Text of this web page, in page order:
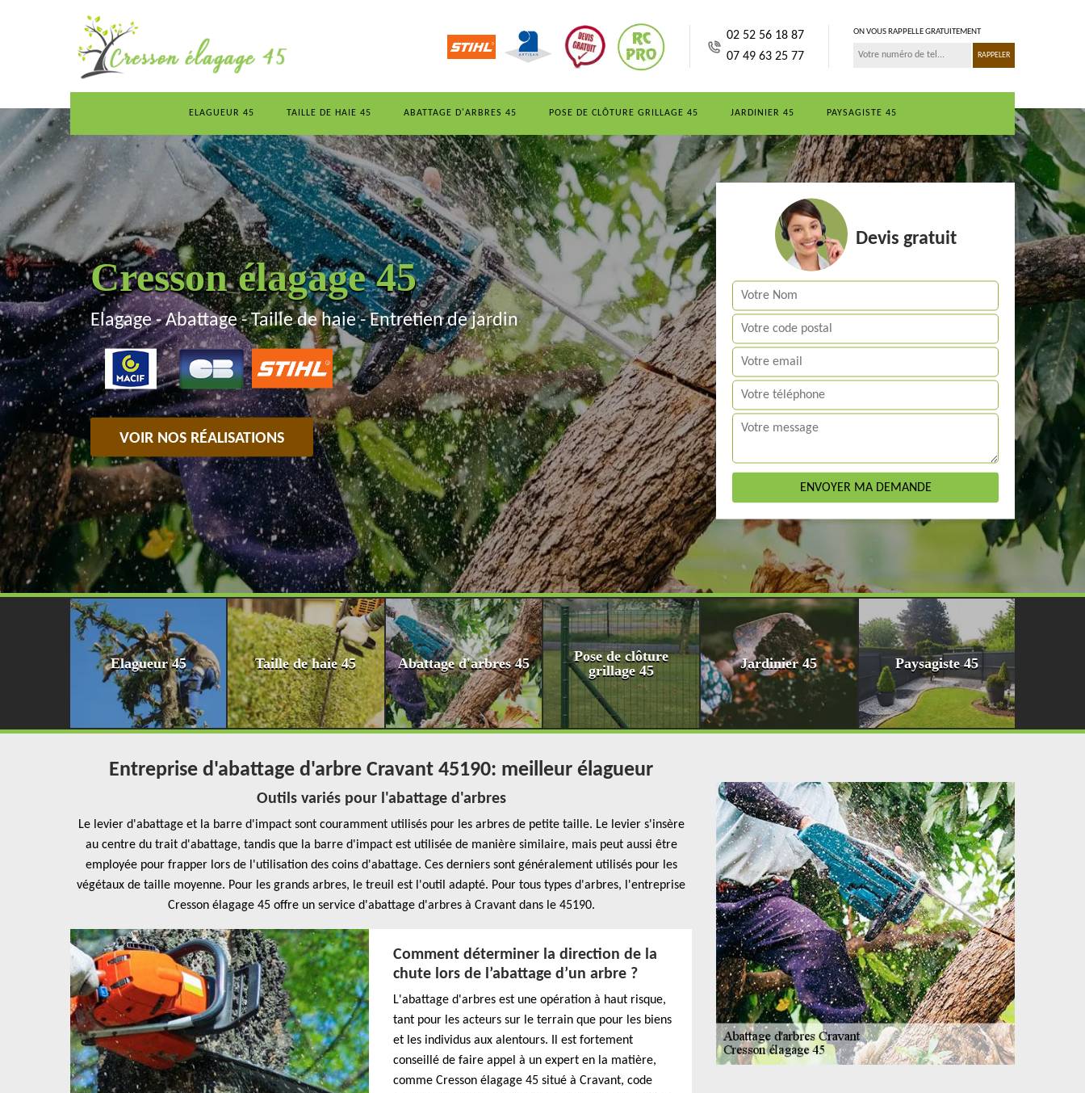
02 52 56 18 87
07 49 63 25 77
ON VOUS RAPPELLE GRATUITEMENT
ELAGUEUR 45 TAILLE DE HAIE 45 ABATTAGE D'ARBRES 45 POSE DE CLÔTURE GRILLAGE 45 JARDINIER 45 PAYSAGISTE 45
Cresson élagage 45
Elagage - Abattage - Taille de haie - Entretien de jardin
VOIR NOS RÉALISATIONS
Devis gratuit
Elagueur 45 Taille de haie 45 Abattage d'arbres 45
Pose de clôture
grillage 45
Jardinier 45 Paysagiste 45
Entreprise d'abattage d'arbre Cravant 45190: meilleur élagueur
Outils variés pour l'abattage d'arbres
Le levier d'abattage et la barre d'impact sont couramment utilisés pour les arbres de petite taille. Le levier s'insère
au centre du trait d'abattage, tandis que la barre d'impact est utilisée de manière similaire, mais peut aussi être
employée pour frapper lors de l'utilisation des coins d'abattage. Ces derniers sont généralement utilisés pour les
végétaux de taille moyenne. Pour les grands arbres, le treuil est l'outil adapté. Pour tous types d'arbres, l'entreprise
Cresson élagage 45 offre un service d'abattage d'arbres à Cravant dans le 45190.
Comment déterminer la direction de la
chute lors de l’abattage d’un arbre ?
L'abattage d'arbres est une opération à haut risque,
tant pour les acteurs sur le terrain que pour les biens
et les individus aux alentours. Il est fortement
conseillé de faire appel à un expert en la matière,
comme Cresson élagage 45 situé à Cravant, code